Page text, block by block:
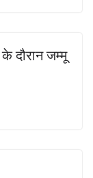
दौरान जम्मू